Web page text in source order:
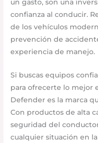
un gasto, son una
confianza al conducir.
de los vehículos
prevención de
experiencia de manejo.
Si buscas equipos
para ofrecerte lo mejor
Defender es la marca
Con productos de alta
seguridad del
cualquier situación en